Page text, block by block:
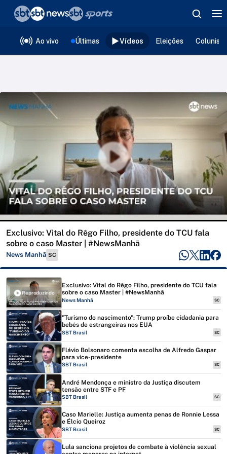
Ao vivo Últimas Vídeos Eleições
Exclusivo: Vital do Rêgo Filho, presidente do TCU fala
sobre o caso Master | #NewsManhã
News Manhã SC
Reproduzindo
Exclusivo: Vital do Rêgo Filho, presidente do TCU fala
sobre o caso Master | #NewsManhã
News Manhã SC
"Turismo do nascimento": Trump proíbe cidadania para
bebês de estrangeiras nos EUA
SBT Brasil SC
Flávio Bolsonaro comenta escolha de Alfredo Gaspar
para vice-presidente
SBT Brasil SC
André Mendonça e ministro da Justiça discutem
tensão entre STF e PF
SBT Brasil SC
Caso Marielle: Justiça aumenta penas de Ronnie Lessa
e Élcio Queiroz
SBT Brasil SC
Lula sanciona projetos de combate à violência sexual
❮voltar
Editorias